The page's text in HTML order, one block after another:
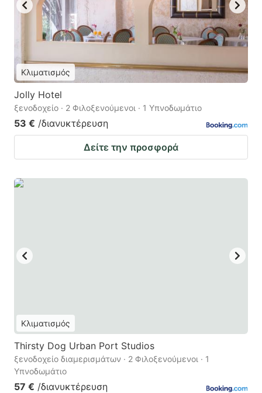
Κλιματισμός
Jolly Hotel
ξενοδοχείο · 2 Φιλοξενούμενοι · 1 Υπνοδωμάτιο
53 € /διανυκτέρευση
Δείτε την προσφορά
Κλιματισμός
Thirsty Dog Urban Port Studios
ξενοδοχείο διαμερισμάτων · 2 Φιλοξενούμενοι · 1
Υπνοδωμάτιο
57 € /διανυκτέρευση